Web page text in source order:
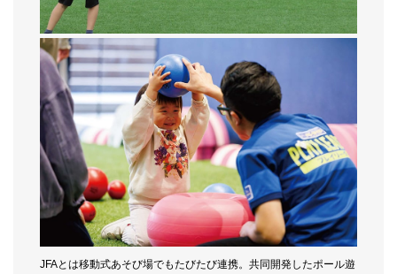
JFAとは移動式あそび場でもたびたび連携。共同開発したポール遊